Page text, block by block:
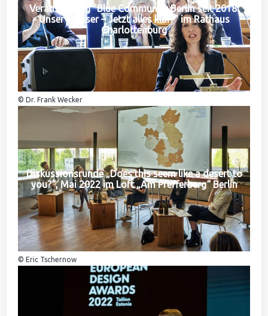
Veranstaltung "Blue Community Berlin seit 2018:
Unser Wasser – Jetzt alles klar?" im Rathaus
Charlottenburg
© Dr. Frank Wecker
Diskussionsrunde „Does this seem like a desert to
you?“, Mai 2022 im Loft „Am Pfefferberg“ Berlin
© Eric Tschernow